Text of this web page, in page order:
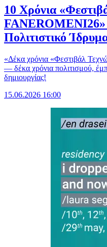
10 Χρόνια
FANEROMENI26»
Πολιτιστικό
«Δέκα χρόνια «Φεστιβάλ
— δέκα χρόνια πολιτισμού,
δημιουργίας!
15.06.2026 16:00